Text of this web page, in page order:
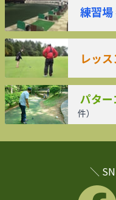
練習場
レッス
パタ
件）
＼